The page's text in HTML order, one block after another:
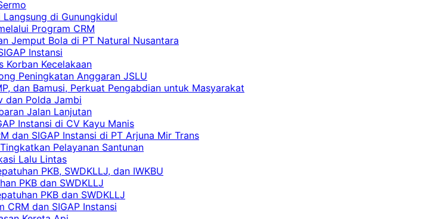
di Gunungkidul
Program CRM
Jemput Bola di PT Natural Nusantara
Instansi
Korban Kecelakaan
Peningkatan Anggaran JSLU
dan Bamusi, Perkuat Pengabdian untuk Masyarakat
dan Polda Jambi
Jalan Lanjutan
Instansi di CV Kayu Manis
dan SIGAP Instansi di PT Arjuna Mir Trans
Pelayanan Santunan
Lalu Lintas
PKB, SWDKLLJ, dan IWKBU
PKB dan SWDKLLJ
PKB dan SWDKLLJ
CRM dan SIGAP Instansi